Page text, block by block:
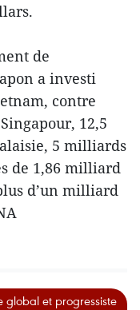
de
a investi
contre
12,5
5 milliards
de 1,86 milliard
d’un milliard
et progressiste